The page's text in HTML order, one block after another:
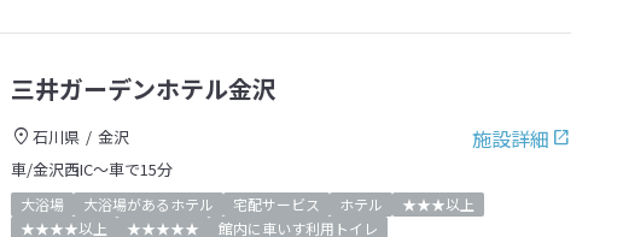
三井ガーデンホテル金沢
施設詳細
石川県
金沢
車/金沢西IC～車で15分
大浴場 大浴場があるホテル 宅配サービス ホテル
★★★以上
★★★★以上
★★★★★ 館内に車いす利用トイレ